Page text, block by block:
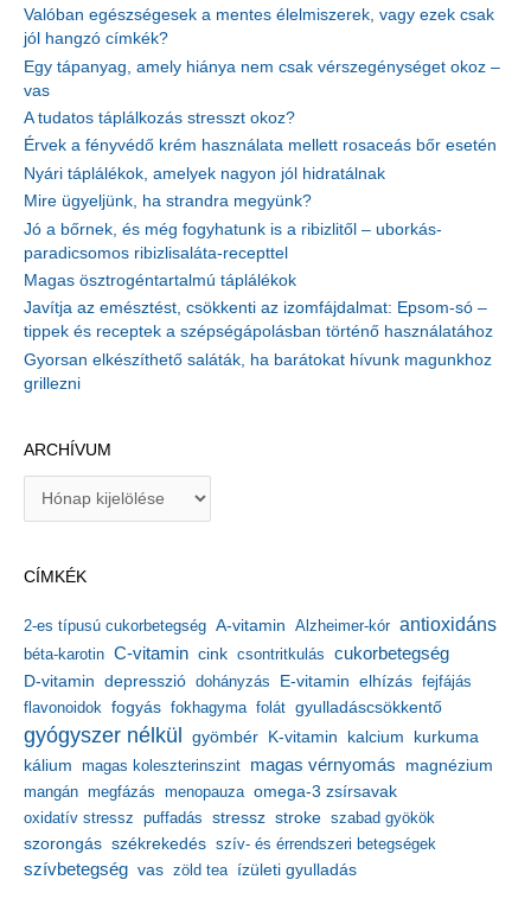
Valóban egészségesek a mentes élelmiszerek, vagy ezek csak
jól hangzó címkék?
Egy tápanyag, amely hiánya nem csak vérszegénységet okoz –
vas
A tudatos táplálkozás stresszt okoz?
Érvek a fényvédő krém használata mellett rosaceás bőr esetén
Nyári táplálékok, amelyek nagyon jól hidratálnak
Mire ügyeljünk, ha strandra megyünk?
Jó a bőrnek, és még fogyhatunk is a ribizlitől – uborkás-
paradicsomos ribizlisaláta-recepttel
Magas ösztrogéntartalmú táplálékok
Javítja az emésztést, csökkenti az izomfájdalmat: Epsom-só –
tippek és receptek a szépségápolásban történő használatához
Gyorsan elkészíthető saláták, ha barátokat hívunk magunkhoz
grillezni
ARCHÍVUM
í
u
m
CÍMKÉK
2-es típusú cukorbetegség A-vitamin Alzheimer-kór antioxidáns
béta-karotin C-vitamin cink csontritkulás cukorbetegség
D-vitamin depresszió dohányzás E-vitamin elhízás fejfájás
flavonoidok fogyás fokhagyma folát gyulladáscsökkentő
gyógyszer nélkül gyömbér K-vitamin kalcium kurkuma
kálium magas koleszterinszint magas vérnyomás magnézium
mangán megfázás menopauza omega-3 zsírsavak
oxidatív stressz puffadás stressz stroke szabad gyökök
szorongás székrekedés szív- és érrendszeri betegségek
szívbetegség vas zöld tea ízületi gyulladás